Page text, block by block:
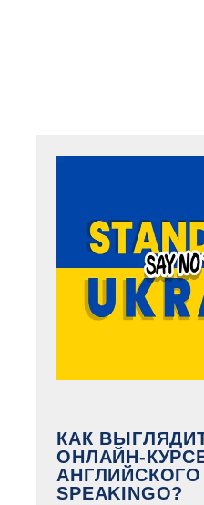
КАК
ОНЛАЙН-
SPEAKINGO?